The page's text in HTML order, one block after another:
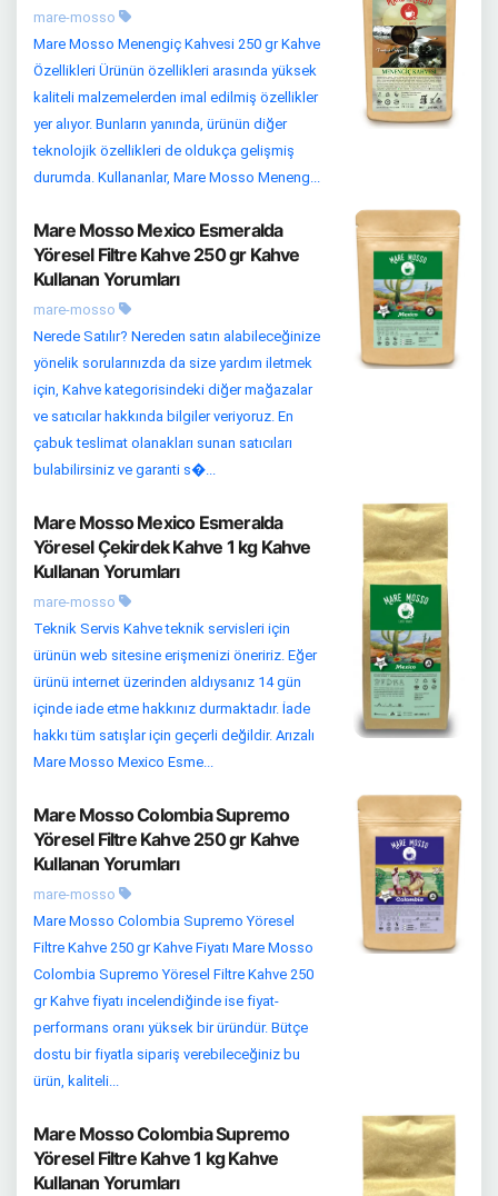
mare-mosso
Mare Mosso Menengiç Kahvesi 250 gr Kahve
Özellikleri Ürünün özellikleri arasında yüksek
kaliteli malzemelerden imal edilmiş özellikler
yer alıyor. Bunların yanında, ürünün diğer
teknolojik özellikleri de oldukça gelişmiş
durumda. Kullananlar, Mare Mosso Meneng...
Mare Mosso Mexico Esmeralda
Yöresel Filtre Kahve 250 gr Kahve
Kullanan Yorumları
mare-mosso
Nerede Satılır? Nereden satın alabileceğinize
yönelik sorularınızda da size yardım iletmek
için, Kahve kategorisindeki diğer mağazalar
ve satıcılar hakkında bilgiler veriyoruz. En
çabuk teslimat olanakları sunan satıcıları
bulabilirsiniz ve garanti s�...
Mare Mosso Mexico Esmeralda
Yöresel Çekirdek Kahve 1 kg Kahve
Kullanan Yorumları
mare-mosso
Teknik Servis Kahve teknik servisleri için
ürünün web sitesine erişmenizi öneririz. Eğer
ürünü internet üzerinden aldıysanız 14 gün
içinde iade etme hakkınız durmaktadır. İade
hakkı tüm satışlar için geçerli değildir. Arızalı
Mare Mosso Mexico Esme...
Mare Mosso Colombia Supremo
Yöresel Filtre Kahve 250 gr Kahve
Kullanan Yorumları
mare-mosso
Mare Mosso Colombia Supremo Yöresel
Filtre Kahve 250 gr Kahve Fiyatı Mare Mosso
Colombia Supremo Yöresel Filtre Kahve 250
gr Kahve fiyatı incelendiğinde ise fiyat-
performans oranı yüksek bir üründür. Bütçe
dostu bir fiyatla sipariş verebileceğiniz bu
ürün, kaliteli...
Mare Mosso Colombia Supremo
Yöresel Filtre Kahve 1 kg Kahve
Kullanan Yorumları